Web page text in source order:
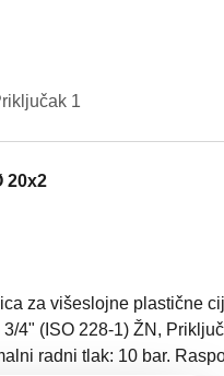
1
20x2
za višeslojne plastične
4" (ISO 228-1) ŽN,
radni tlak: 10 bar.